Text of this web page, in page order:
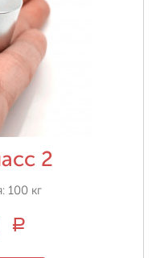
2
100 кг
Р